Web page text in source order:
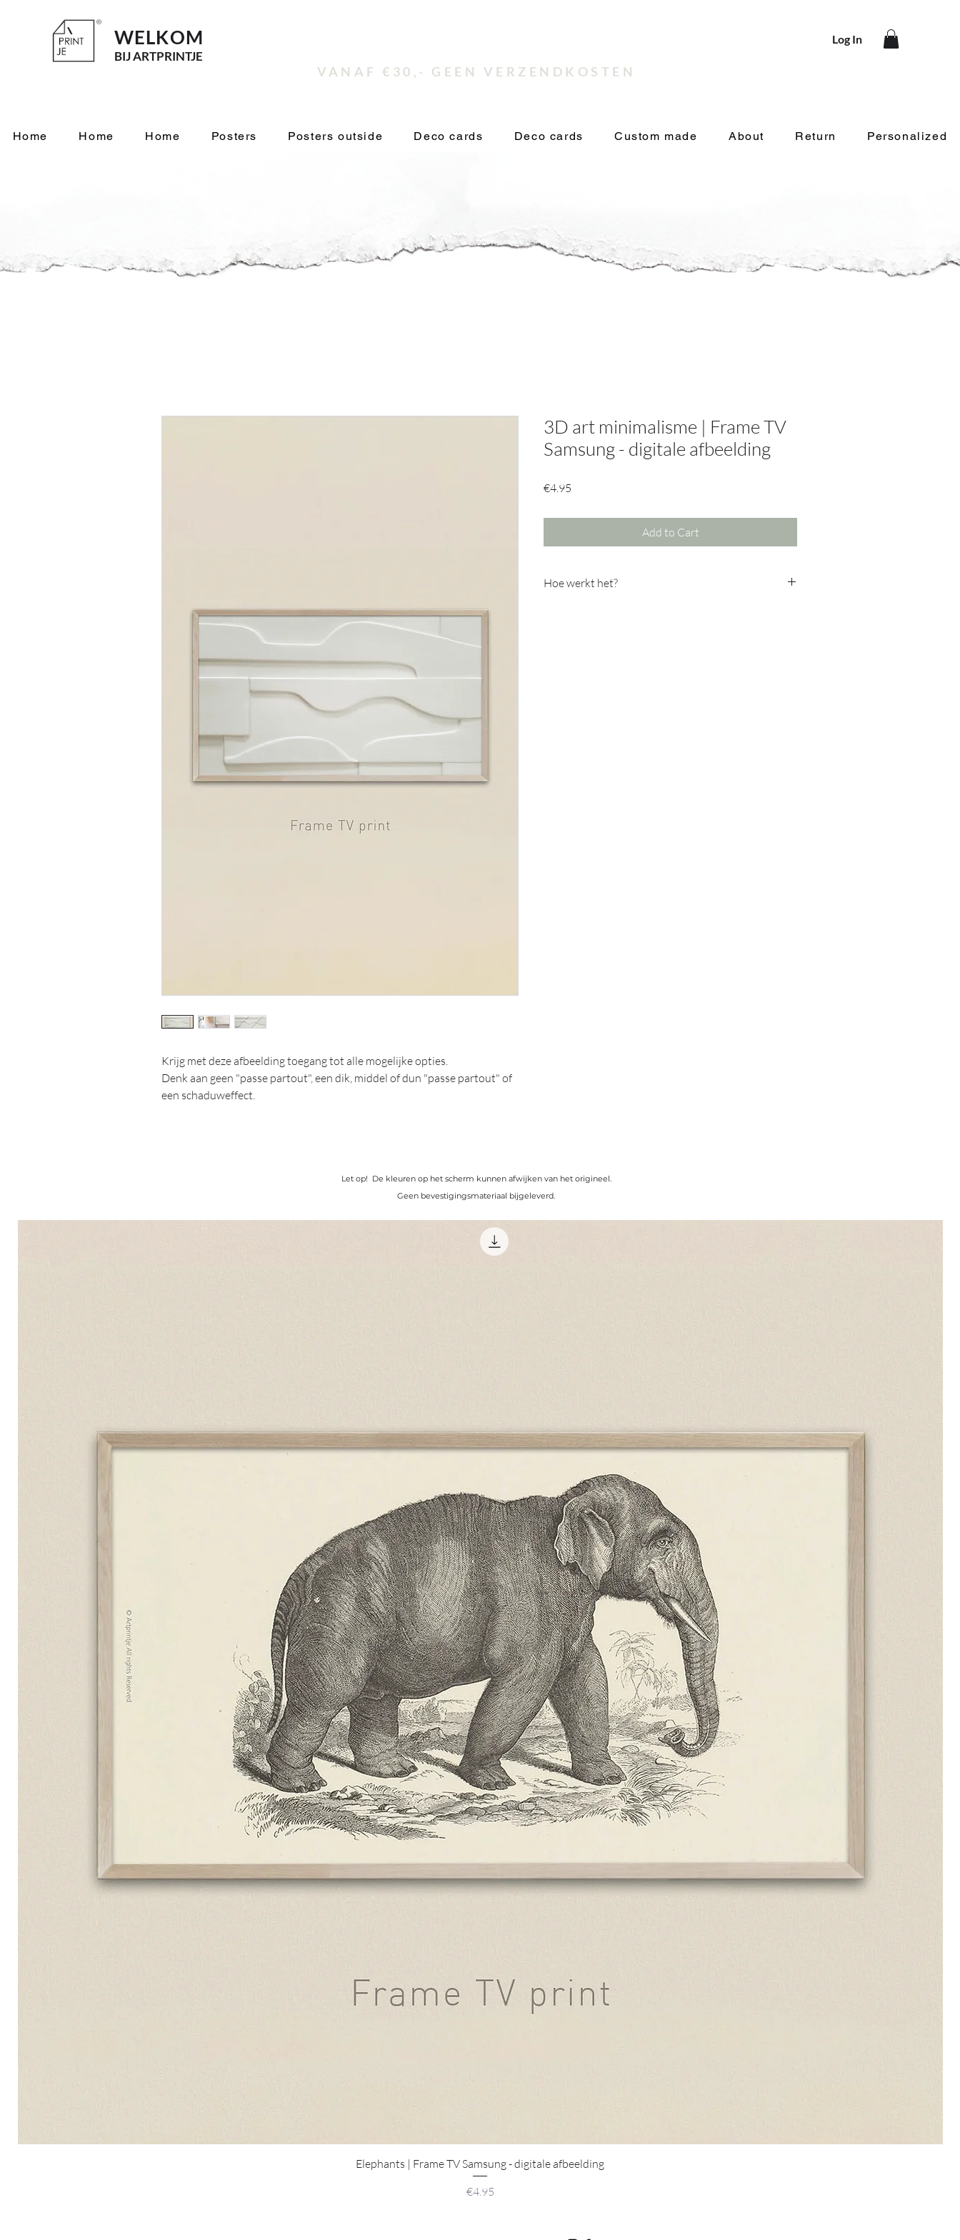
WELKOM
BIJ ARTPRINTJE
VANAF €30,- GEEN VERZENDKOSTEN
Log In
Home Home Home Posters Posters outside Deco cards Deco cards Custom made About Return Personalized
Krijg met deze afbeelding toegang tot alle mogelijke opties.
Denk aan geen "passe partout", een dik, middel of dun "passe partout" of
een schaduweffect.
mechanical, photocopying, recording or otherwise without the prior
3D art minimalisme | Frame TV
Samsung - digitale afbeelding
€4.95
Add to Cart
Hoe werkt het?
Let op! De kleuren op het scherm kunnen afwijken van het origineel.
Geen bevestigingsmateriaal bijgeleverd.
Quick View
Elephants | Frame TV Samsung - digitale afbeelding
Price
€4.95